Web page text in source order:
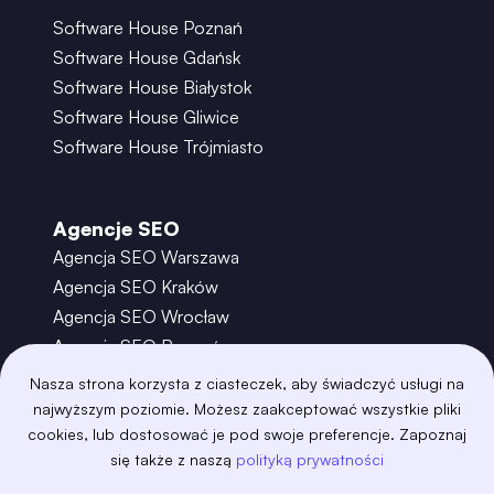
Nasza strona korzysta z ciasteczek, aby świadczyć usługi na
najwyższym poziomie. Możesz zaakceptować wszystkie pliki
cookies, lub dostosować je pod swoje preferencje. Zapoznaj
się także z naszą polityką prywatności
Software House Poznań
Software House Gdańsk
Software House Białystok
Software House Gliwice
Software House Trójmiasto
Agencje SEO
Agencja SEO Warszawa
Agencja SEO Kraków
Agencja SEO Wrocław
Agencja SEO Poznań
Agencja SEO Gdańsk
Agencja SEO Toruń